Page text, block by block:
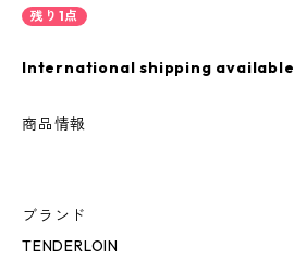
残り1点
International shipping available
商品情報
ブランド
TENDERLOIN